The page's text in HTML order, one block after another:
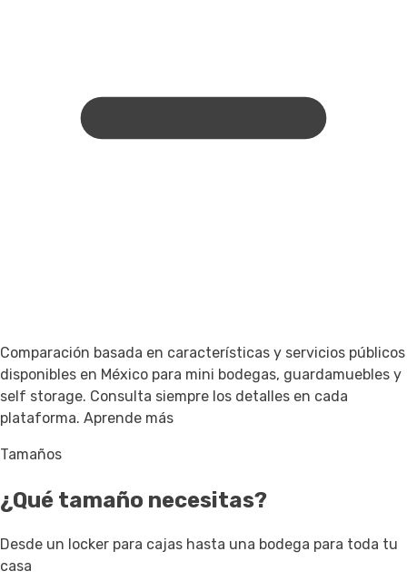
Comparación basada en características y servicios públicos
disponibles en México para mini bodegas, guardamuebles y
self storage. Consulta siempre los detalles en cada
plataforma. Aprende más
Tamaños
¿Qué tamaño necesitas?
Desde un locker para cajas hasta una bodega para toda tu
casa